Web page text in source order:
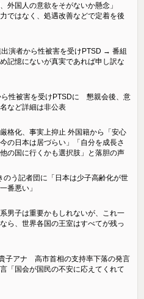
外国人の意欲をそがないか懸念」
ではなく、処遇改善などで定着を後
出演者から性被害を受けPTSD → 番組
記憶にないが真実であれば申し訳な
ら性被害を受けPTSDに 懇親会後、意
など詳細は非公表
格化、事実上抑止 外国籍から「安心
の日本は居づらい」「自分を成長さ
の国に行くかも選択肢」と落胆の声
のう記者団に「日本は少子高齢化が世
番悪い」
男子は重要かもしれないが、これ一
ら、世界各国の王室はすべてが残っ
貴子アナ 高市首相の支持率下落の発言
「国会が国民の不安に応えてくれて